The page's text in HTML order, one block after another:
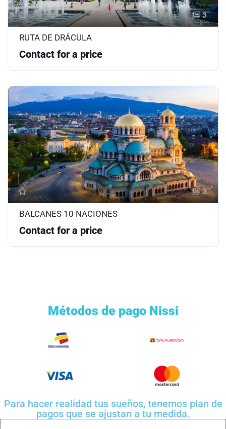
3
RUTA DE DRÁCULA
Contact for a price
3
BALCANES 10 NACIONES
Contact for a price
Métodos de pago Nissi
Para hacer realidad tus sueños, tenemos plan de
pagos que se ajustan a tu medida.